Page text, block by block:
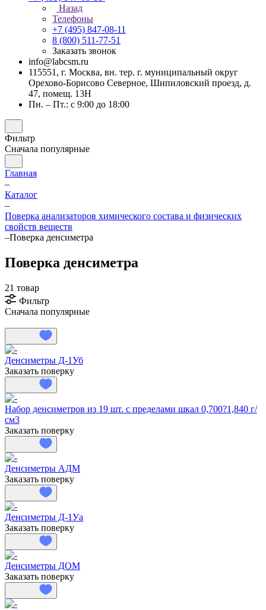
Назад
Телефоны
+7 (495) 847-08-11
8 (800) 511-77-51
Заказать звонок
info@labcsm.ru
115551, г. Москва, вн. тер. г. муниципальный округ
Орехово-Борисово Северное, Шипиловский проезд, д.
47, помещ. 13Н
Пн. – Пт.: с 9:00 до 18:00
Фильтр
Сначала популярные
Главная
–
Каталог
–
Поверка анализаторов химического состава и физических
свойств веществ
–Поверка денсиметра
Поверка денсиметра
21 товар
Фильтр
Сначала популярные
Денсиметры Д-1Уб
Заказать поверку
Набор денсиметров из 19 шт. с пределами шкал 0,700?1,840 г/
см3
Заказать поверку
Денсиметры АДМ
Заказать поверку
Денсиметры Д-1Уа
Заказать поверку
Денсиметры ДОМ
Заказать поверку